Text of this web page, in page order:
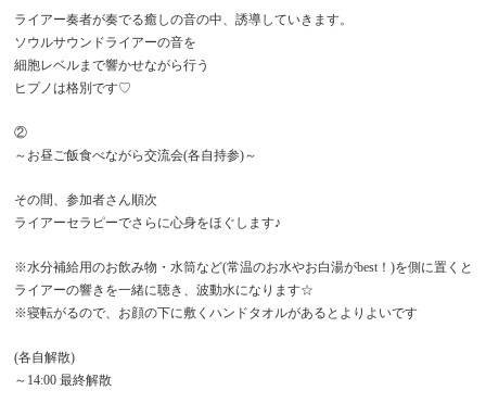
ライアー奏者が奏でる癒しの音の中、誘導していきます。
ソウルサウンドライアーの音を
細胞レベルまで響かせながら行う
ヒプノは格別です♡
②
～お昼ご飯食べながら交流会(各自持参)～
その間、参加者さん順次
ライアーセラピーでさらに心身をほぐします♪
※水分補給用のお飲み物・水筒など(常温のお水やお白湯がbest！)を側に置くと
ライアーの響きを一緒に聴き、波動水になります☆
※寝転がるので、お顔の下に敷くハンドタオルがあるとよりよいです
(各自解散)
～14:00 最終解散